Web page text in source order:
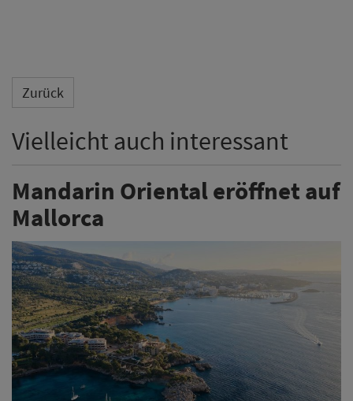
Zurück
Vielleicht auch interessant
Mandarin Oriental eröffnet auf
Mallorca